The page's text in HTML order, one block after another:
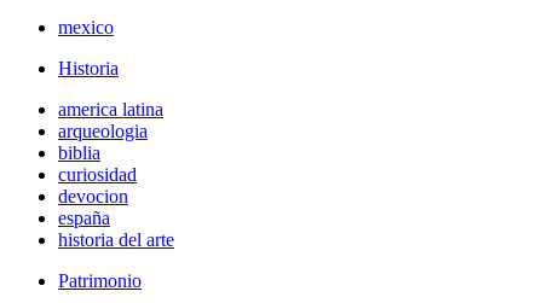
mexico
Historia
america latina
arqueologia
biblia
curiosidad
devocion
españa
historia del arte
Patrimonio